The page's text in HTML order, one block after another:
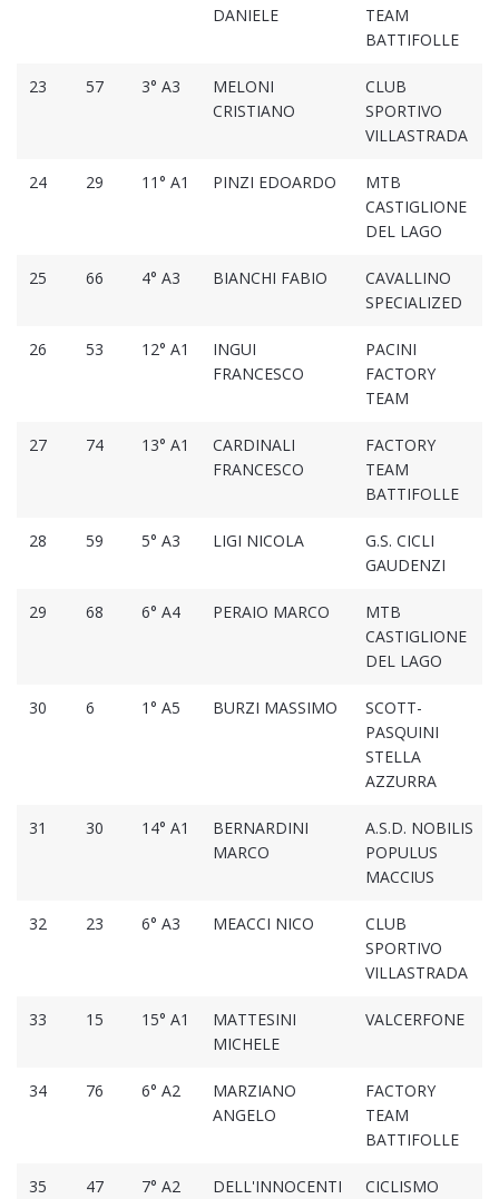
DANIELE
TEAM
BATTIFOLLE
23 57 3° A3
MELONI
CRISTIANO
CLUB
SPORTIVO
VILLASTRADA
24 29 11° A1 PINZI EDOARDO
MTB
CASTIGLIONE
DEL LAGO
25 66 4° A3 BIANCHI FABIO
CAVALLINO
SPECIALIZED
26 53 12° A1
INGUI
FRANCESCO
PACINI
FACTORY
TEAM
27 74 13° A1
CARDINALI
FRANCESCO
FACTORY
TEAM
BATTIFOLLE
28 59 5° A3 LIGI NICOLA
G.S. CICLI
GAUDENZI
29 68 6° A4 PERAIO MARCO
MTB
CASTIGLIONE
DEL LAGO
30 6 1° A5 BURZI MASSIMO
SCOTT-
PASQUINI
STELLA
AZZURRA
31 30 14° A1
BERNARDINI
MARCO
A.S.D. NOBILIS
POPULUS
MACCIUS
32 23 6° A3 MEACCI NICO
CLUB
SPORTIVO
VILLASTRADA
33 15 15° A1
MATTESINI
MICHELE
VALCERFONE
34 76 6° A2
MARZIANO
ANGELO
FACTORY
TEAM
BATTIFOLLE
35 47 7° A2
DELL'INNOCENTI
CICLISMO